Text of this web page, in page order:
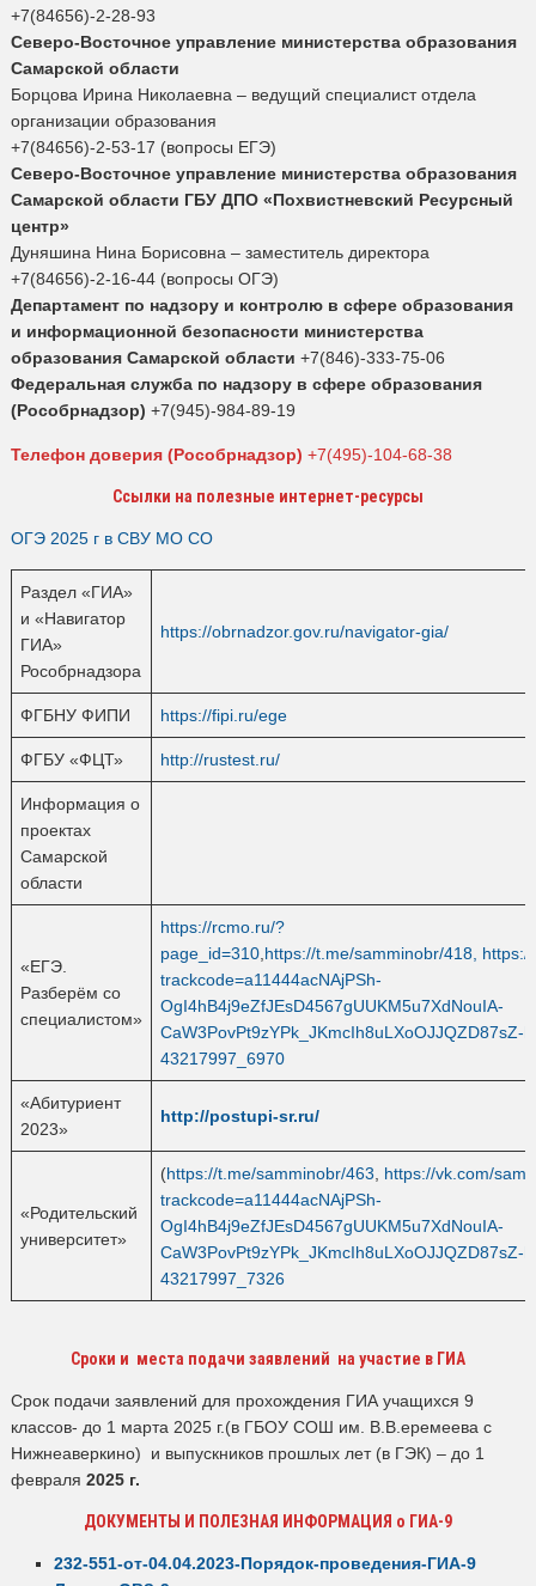
+7(84656)-2-28-93
Северо-Восточное управление министерства образования
Самарской области
Борцова Ирина Николаевна – ведущий специалист отдела
организации образования
+7(84656)-2-53-17 (вопросы ЕГЭ)
Северо-Восточное управление министерства образования
Самарской области ГБУ ДПО «Похвистневский Ресурсный
центр»
Дуняшина Нина Борисовна – заместитель директора
+7(84656)-2-16-44 (вопросы ОГЭ)
Департамент по надзору и контролю в сфере образования
и информационной безопасности министерства
образования Самарской области +7(846)-333-75-06
Федеральная служба по надзору в сфере образования
(Рособрнадзор) +7(945)-984-89-19
Телефон доверия (Рособрнадзор) +7(495)-104-68-38
Ссылки на полезные интернет-ресурсы
ОГЭ 2025 г в СВУ МО СО
Раздел «ГИА»
и «Навигатор
ГИА»
Рособрнадзора
https://obrnadzor.gov.ru/navigator-gia/
ФГБНУ ФИПИ https://fipi.ru/ege
ФГБУ «ФЦТ» http://rustest.ru/
Информация о
проектах
Самарской
области
«ЕГЭ.
Разберём со
специалистом»
https://rcmo.ru/?
page_id=310, https://t.me/samminobr/418,
trackcode=a11444acNAjPSh-
OgI4hB4j9eZfJEsD4567gUUKM5u7XdNouIA-
CaW3PovPt9zYPk_JKmcIh8uLXoOJJQZD87sZ-
43217997_6970
«Абитуриент
2023»
http://postupi-sr.ru/
«Родительский
университет»
(https://t.me/samminobr/463
https://vk.com/
trackcode=a11444acNAjPSh-
OgI4hB4j9eZfJEsD4567gUUKM5u7XdNouIA-
CaW3PovPt9zYPk_JKmcIh8uLXoOJJQZD87sZ-
43217997_7326
Сроки и места подачи заявлений на участие в ГИА
Срок подачи заявлений для прохождения ГИА учащихся 9
классов- до 1 марта 2025 г.(в ГБОУ СОШ им. В.В.еремеева с
Нижнеаверкино) и выпускников прошлых лет (в ГЭК) – до 1
февраля 2025 г.
ДОКУМЕНТЫ И ПОЛЕЗНАЯ ИНФОРМАЦИЯ о ГИА-9
232-551-от-04.04.2023-Порядок-проведения-ГИА-9